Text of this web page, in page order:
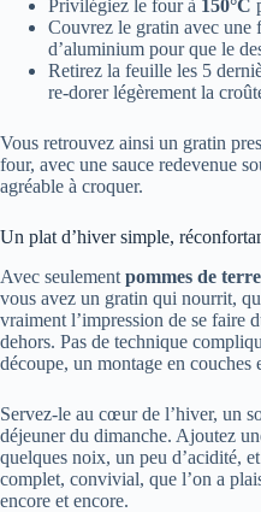
Privilégiez le four à 150°C
Couvrez le gratin avec une
d’aluminium pour que le
Retirez la feuille les 5
re-dorer légèrement la
Vous retrouvez ainsi un gratin
four, avec une sauce redevenue
agréable à croquer.
Un plat d’hiver simple,
Avec seulement pommes de terre
vous avez un gratin qui nourrit,
vraiment l’impression de se faire
dehors. Pas de technique
découpe, un montage en couches
Servez-le au cœur de l’hiver, un
déjeuner du dimanche. Ajoutez
quelques noix, un peu d’acidité,
complet, convivial, que l’on a
encore et encore.